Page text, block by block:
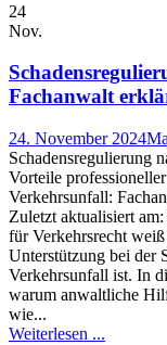
24
Nov.
Fachanwalt
24. November 2024
Schadensregulierung
Vorteile
Verkehrsunfall:
Zuletzt aktualisiert
für Verkehrsrecht
Unterstützung bei der
Verkehrsunfall ist. In
warum anwaltliche
wie...
Weiterlesen ...